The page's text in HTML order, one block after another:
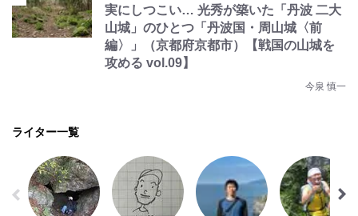
実にしつこい… 光秀が築いた「丹波 二大
山城」のひとつ「丹波国・周山城〈前
編〉」（京都府京都市）【戦国の山城を
攻める vol.09】
今泉 慎一
ライター一覧